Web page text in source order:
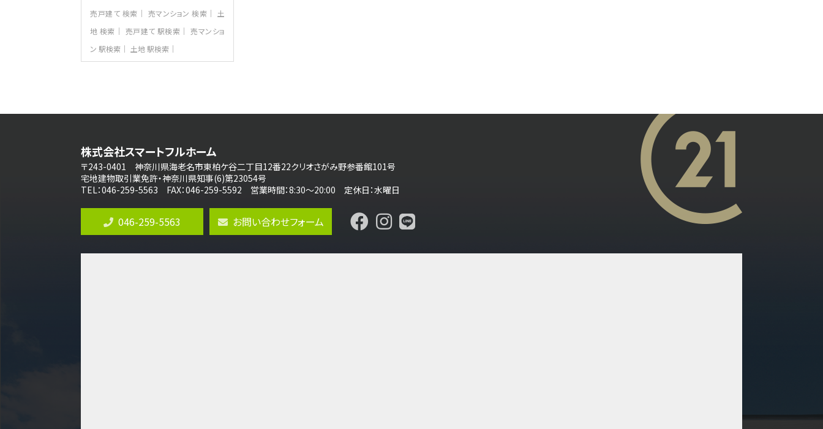
第8位
3,680万円
海老名駅
バ15分・歩1分
バ11分 ・歩6分
全棟ＬＤＫは16帖の4ＬＤＫ！食器洗い乾燥
機や浴…
第10位
4,190万円
4ＬＤＫ
LDK約20帖とゆとりある広さ！WIC、SIC
売戸建て 検索 売マンション 検索
土
地 検索
売戸建て 駅検索
売マンショ
ン 駅検索
土地 駅検索
株式会社スマートフルホーム
〒243-0401 神奈川県海老名市東柏ケ谷二丁目12番22クリオさがみ野参番館101号
宅地建物取引業免許・神奈川県知事(6)第23054号
TEL：046-259-5563 FAX：046-259-5592 営業時間：8:30～20:00 定休日：水曜日
046-259-5563 お問い合わせフォーム